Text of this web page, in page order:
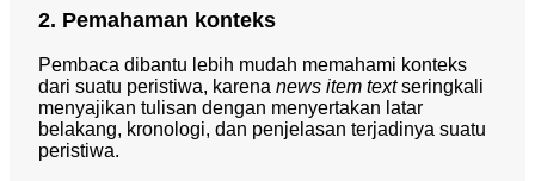
2. Pemahaman konteks
Pembaca dibantu lebih mudah memahami konteks
dari suatu peristiwa, karena news item textseringkali
menyajikan tulisan dengan menyertakan latar
belakang, kronologi, dan penjelasan terjadinya suatu
peristiwa.